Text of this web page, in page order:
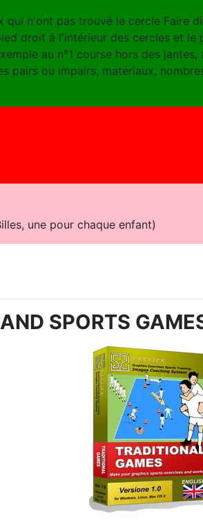
n'ont pas trouvé le cercle Faire
droit à l'intérieur des cercles et le
au n°1 course hors des
pairs ou impairs, matériaux,
une pour chaque enfant)
- N°0007 - trouvez votre partenaire
SPORTS